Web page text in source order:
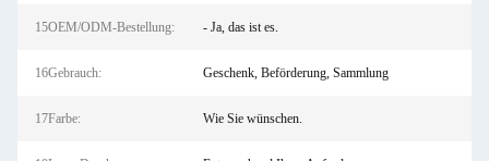
15OEM/ODM-Bestellung: - Ja, das ist es.
16Gebrauch: Geschenk, Beförderung, Sammlung
17Farbe: Wie Sie wünschen.